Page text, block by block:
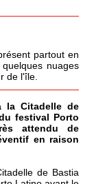
partout en
nuages
de l'île.
la Citadelle de
festival Porto
attendu de
en raison
de Bastia